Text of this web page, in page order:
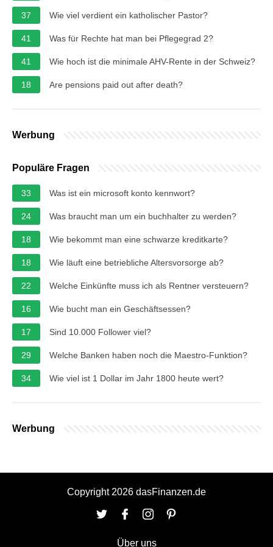
37 Wie viel verdient ein katholischer Pastor?
41 Was für Rechte hat man bei Pflegegrad 2?
41 Wie hoch ist die minimale AHV-Rente in der Schweiz?
18 Are pensions paid out after death?
Werbung
Populäre Fragen
33 Was ist ein microsoft konto kennwort?
24 Was braucht man um ein buchhalter zu werden?
18 Wie bekommt man eine schwarze kreditkarte?
18 Wie läuft eine betriebliche Altersvorsorge ab?
22 Welche Einkünfte muss ich als Rentner versteuern?
16 Wie bucht man ein Geschäftsessen?
17 Sind 10.000 Follower viel?
29 Welche Banken haben noch die Maestro-Funktion?
34 Wie viel ist 1 Dollar im Jahr 1800 heute wert?
Werbung
Copyright 2026 dasFinanzen.de
Über uns